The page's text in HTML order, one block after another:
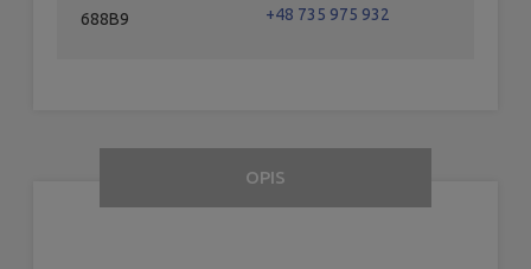
688B9
+48 735 975 932
OPIS